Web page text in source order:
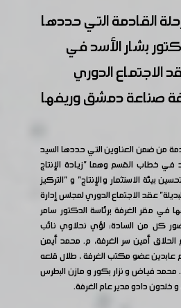
القادمة التي حددها
بشار الأسد في
الدوري
صناعة دمشق وريفها
من ضمن العناوين التي حددها السيد
في خطاب القسم وهما "زيادة الإنتاج
بيئة الاستثمار والإنتاج" و "التركيز
عقد الاجتماع الدوري لمجلس إدارة
مقر الغرفة برئاسة الدكتور سامر
كل من السادة: لؤي نحلاوي نائب
أمين سر الغرفة، م. محمد أيمن
عابدين عضو مكتب الغرفة ، طلال قلعه
فياض و نزار بكور و مازن البطرس
خلدون دادو مدير عام الغرفة.